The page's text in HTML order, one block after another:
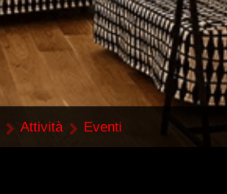
Attività Eventi